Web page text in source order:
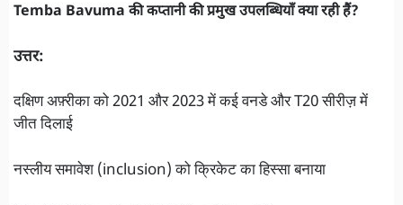
Temba Bavuma की कप्तानी की प्रमुख उपलब्धियाँ क्या रही हैं?
उत्तर:
दक्षिण अफ़्रीका को 2021 और 2023 में कई वनडे और T20 सीरीज़ में
जीत दिलाई
नस्लीय समावेश (inclusion) को क्रिकेट का हिस्सा बनाया